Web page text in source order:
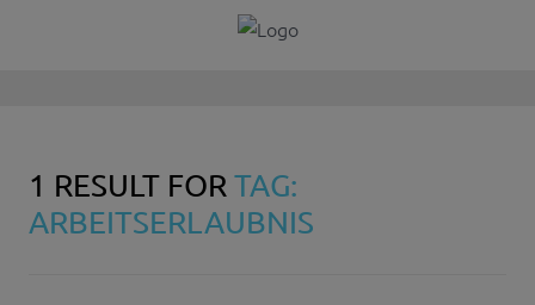
1 RESULT FORTAG:
ARBEITSERLAUBNIS